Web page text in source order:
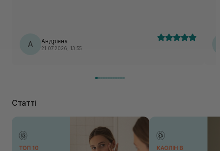
А Андріяна
21.07.2026, 13:55
Статті